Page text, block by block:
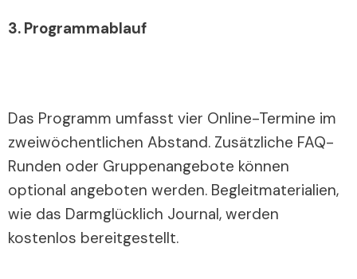
3. Programmablauf
Das Programm umfasst vier Online-Termine im
zweiwöchentlichen Abstand. Zusätzliche FAQ-
Runden oder Gruppenangebote können
optional angeboten werden. Begleitmaterialien,
wie das Darmglücklich Journal, werden
kostenlos bereitgestellt.